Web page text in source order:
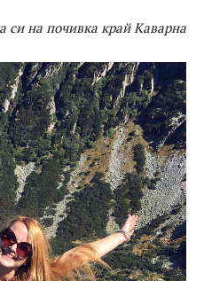
си на почивка край Каварна